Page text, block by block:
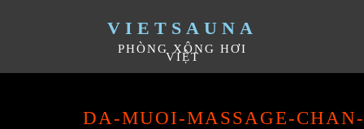
VIETSAUNA
PHÒNG XÔNG HƠI
VIỆT
DA-MUOI-MASSAGE-